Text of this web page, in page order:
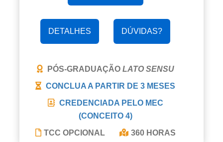
DETALHES DÚVIDAS?
PÓS-GRADUAÇÃO LATO SENSU
CONCLUA A PARTIR DE 3 MESES
CREDENCIADA PELO MEC
(CONCEITO 4)
TCC OPCIONAL
360 HORAS